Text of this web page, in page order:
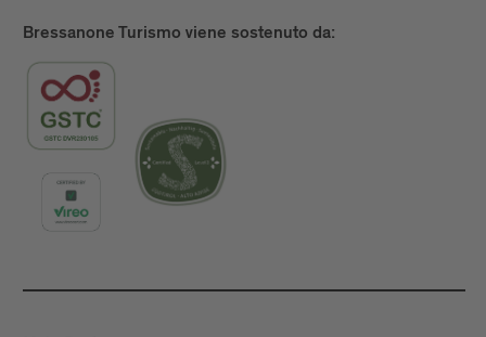
Bressanone Turismo viene sostenuto da: